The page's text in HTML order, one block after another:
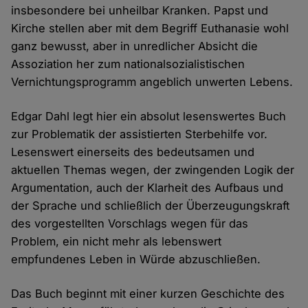
insbesondere bei unheilbar Kranken. Papst und
Kirche stellen aber mit dem Begriff Euthanasie wohl
ganz bewusst, aber in unredlicher Absicht die
Assoziation her zum nationalsozialistischen
Vernichtungsprogramm angeblich unwerten Lebens.
Edgar Dahl legt hier ein absolut lesenswertes Buch
zur Problematik der assistierten Sterbehilfe vor.
Lesenswert einerseits des bedeutsamen und
aktuellen Themas wegen, der zwingenden Logik der
Argumentation, auch der Klarheit des Aufbaus und
der Sprache und schließlich der Überzeugungskraft
des vorgestellten Vorschlags wegen für das
Problem, ein nicht mehr als lebenswert
empfundenes Leben in Würde abzuschließen.
Das Buch beginnt mit einer kurzen Geschichte des